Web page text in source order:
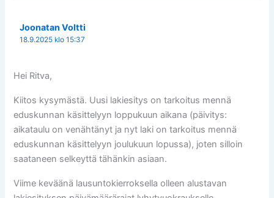
Joonatan Voltti
18.9.2025 klo 15:37
Hei Ritva,
Kiitos kysymästä. Uusi lakiesitys on tarkoitus mennä
eduskunnan käsittelyyn loppukuun aikana (päivitys:
aikataulu on venähtänyt ja nyt laki on tarkoitus mennä
eduskunnan käsittelyyn joulukuun lopussa), joten silloin
saataneen selkeyttä tähänkin asiaan.
Viime keväänä lausuntokierroksella olleen alustavan